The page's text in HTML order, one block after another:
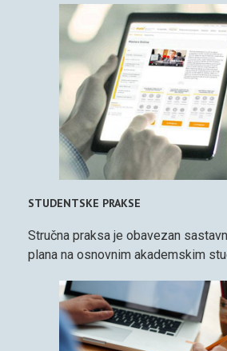
STUDENTSKE PRAKSE
Stručna praksa je obavezan
plana na osnovnim akademskim